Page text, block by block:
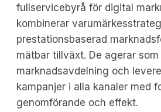
fullservicebyrå för digital
kombinerar
prestationsbaserad
mätbar tillväxt. De agerar
marknadsavdelning och
kampanjer i alla kanaler med
genomförande och effekt.